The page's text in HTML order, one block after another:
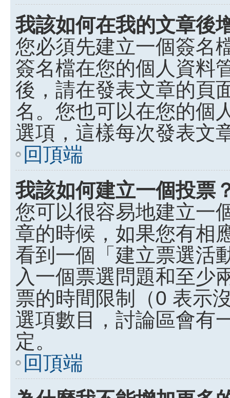
我該如何在我的文章後
您必須先建立一個簽名
簽名檔在您的個人資料
後，請在發表文章的頁
名。您也可以在您的個
選項，這樣每次發表文
回頂端
我該如何建立一個投票
您可以很容易地建立一
章的時候，如果您有相
看到一個「建立票選活
入一個票選問題和至少
票的時間限制（0 表示
選項數目，討論區會有
定。
回頂端